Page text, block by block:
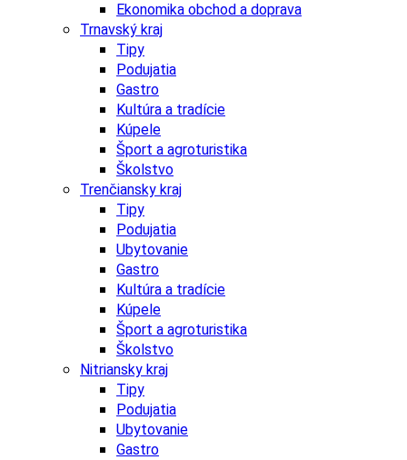
Ekonomika obchod a doprava
Trnavský kraj
Tipy
Podujatia
Gastro
Kultúra a tradície
Kúpele
Šport a agroturistika
Školstvo
Trenčiansky kraj
Tipy
Podujatia
Ubytovanie
Gastro
Kultúra a tradície
Kúpele
Šport a agroturistika
Školstvo
Nitriansky kraj
Tipy
Podujatia
Ubytovanie
Gastro